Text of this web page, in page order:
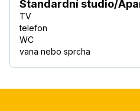
Standardní studio/
TV
telefon
WC
vana nebo sprcha